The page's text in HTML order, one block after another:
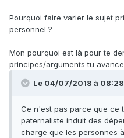
Pourquoi faire varier le sujet
personnel ?
Mon pourquoi est là pour te
principes/arguments tu
Le 04/07/2018 à
Ce n'est pas parce que ce
paternaliste induit des
charge que les personnes